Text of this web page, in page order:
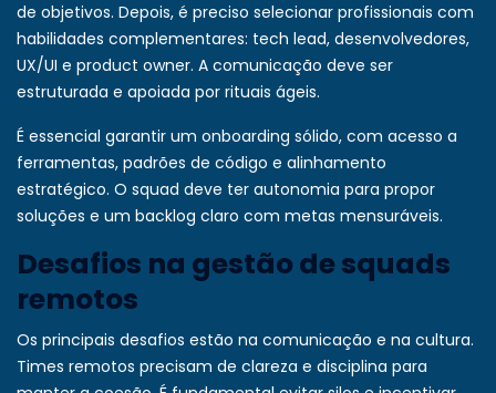
de objetivos. Depois, é preciso selecionar profissionais com
habilidades complementares: tech lead, desenvolvedores,
UX/UI e product owner. A comunicação deve ser
estruturada e apoiada por rituais ágeis.
É essencial garantir um onboarding sólido, com acesso a
ferramentas, padrões de código e alinhamento
estratégico. O squad deve ter autonomia para propor
soluções e um backlog claro com metas mensuráveis.
Desafios na gestão de squads
remotos
Os principais desafios estão na comunicação e na cultura.
Times remotos precisam de clareza e disciplina para